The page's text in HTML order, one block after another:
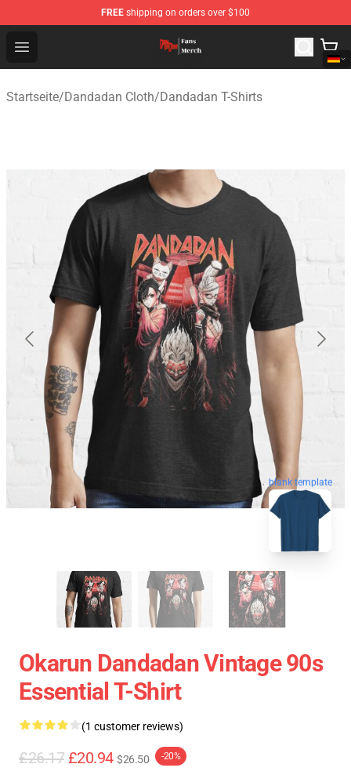
FREE shipping on orders over $100
Open menu
Dandadan Shop - Official Dandadan Merchandise Store
Startseite/Dandadan Cloth/Dandadan T-Shirts
blank template
Okarun Dandadan Vintage 90s
Essential T-Shirt
(1 customer reviews)
£26.17 £20.94 $26.50 -20%